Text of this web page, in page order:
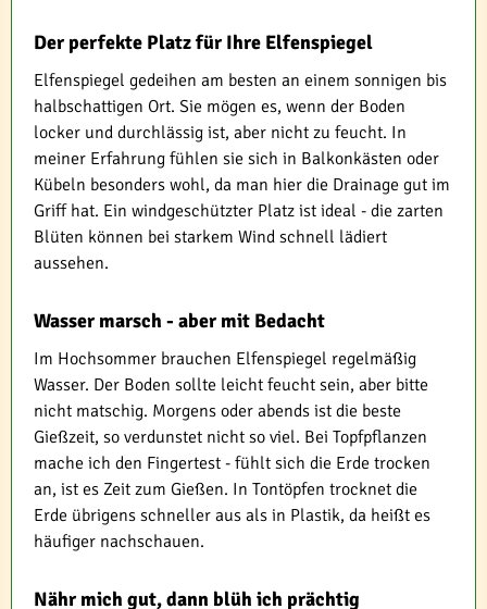
Der perfekte Platz für Ihre Elfenspiegel
Elfenspiegel gedeihen am besten an einem sonnigen bis
halbschattigen Ort. Sie mögen es, wenn der Boden
locker und durchlässig ist, aber nicht zu feucht. In
meiner Erfahrung fühlen sie sich in Balkonkästen oder
Kübeln besonders wohl, da man hier die Drainage gut im
Griff hat. Ein windgeschützter Platz ist ideal - die zarten
Blüten können bei starkem Wind schnell lädiert
aussehen.
Wasser marsch - aber mit Bedacht
Im Hochsommer brauchen Elfenspiegel regelmäßig
Wasser. Der Boden sollte leicht feucht sein, aber bitte
nicht matschig. Morgens oder abends ist die beste
Gießzeit, so verdunstet nicht so viel. Bei Topfpflanzen
mache ich den Fingertest - fühlt sich die Erde trocken
an, ist es Zeit zum Gießen. In Tontöpfen trocknet die
Erde übrigens schneller aus als in Plastik, da heißt es
häufiger nachschauen.
Nähr mich gut, dann blüh ich prächtig